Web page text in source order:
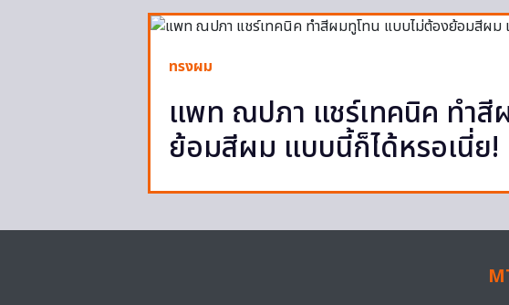
ทรงผม
แพท ณปภา แชร์เทคนิค ทำสี
ย้อมสีผม แบบนี้ก็ได้หรอเนี่ย!